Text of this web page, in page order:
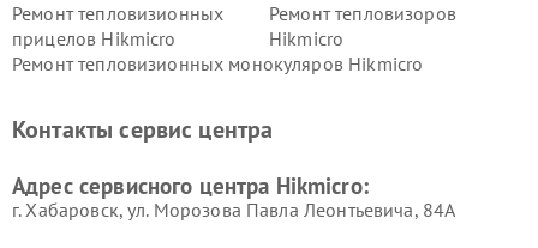
Ремонт тепловизионных
прицелов Hikmicro
Ремонт тепловизоров
Hikmicro
Ремонт тепловизионных монокуляров Hikmicro
Контакты сервис центра
Адрес сервисного центра Hikmicro:
г. Хабаровск, ул. Морозова Павла Леонтьевича, 84А